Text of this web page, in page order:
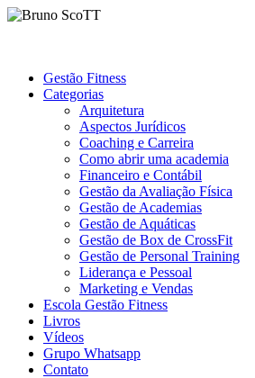
Gestão Fitness
Categorias
Arquitetura
Aspectos Jurídicos
Coaching e Carreira
Como abrir uma academia
Financeiro e Contábil
Gestão da Avaliação Física
Gestão de Academias
Gestão de Aquáticas
Gestão de Box de CrossFit
Gestão de Personal Training
Liderança e Pessoal
Marketing e Vendas
Escola Gestão Fitness
Livros
Vídeos
Grupo Whatsapp
Contato